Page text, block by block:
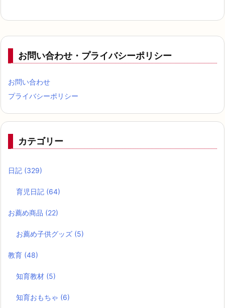
お問い合わせ・プライバシーポリシー
お問い合わせ
プライバシーポリシー
カテゴリー
日記 (329)
育児日記 (64)
お薦め商品 (22)
お薦め子供グッズ (5)
教育 (48)
知育教材 (5)
知育おもちゃ (6)